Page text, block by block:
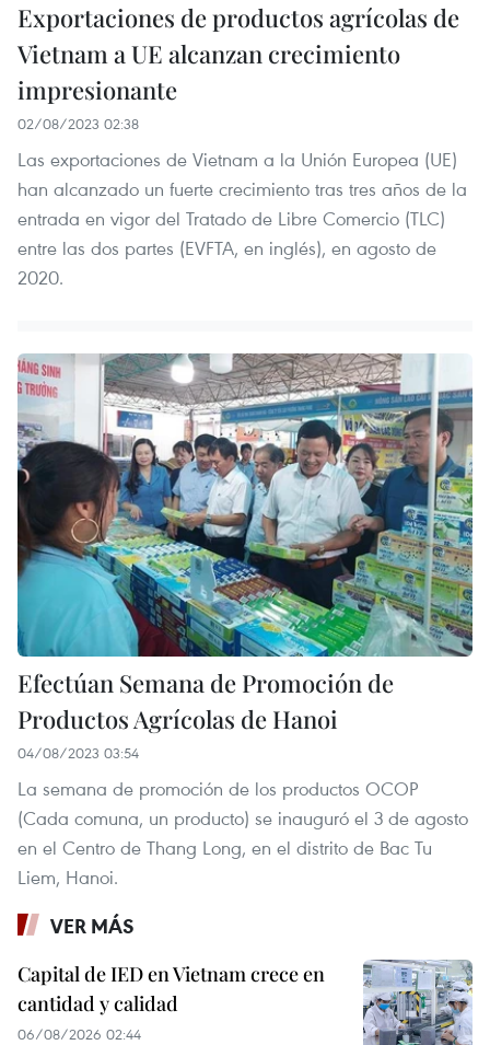
Exportaciones de productos agrícolas de
Vietnam a UE alcanzan crecimiento
impresionante
02/08/2023 02:38
Las exportaciones de Vietnam a la Unión Europea (UE)
han alcanzado un fuerte crecimiento tras tres años de la
entrada en vigor del Tratado de Libre Comercio (TLC)
entre las dos partes (EVFTA, en inglés), en agosto de
2020.
Efectúan Semana de Promoción de
Productos Agrícolas de Hanoi
04/08/2023 03:54
La semana de promoción de los productos OCOP
(Cada comuna, un producto) se inauguró el 3 de agosto
en el Centro de Thang Long, en el distrito de Bac Tu
Liem, Hanoi.
VER MÁS
Capital de IED en Vietnam crece en
cantidad y calidad
06/08/2026 02:44